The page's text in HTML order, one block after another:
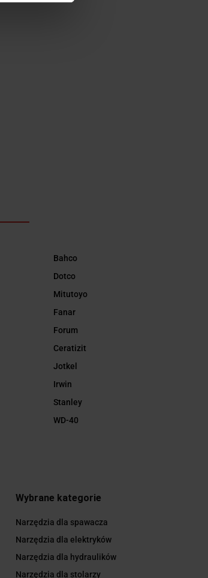
Bahco
Dotco
Mitutoyo
Fanar
Forum
Ceratizit
Jotkel
Irwin
Stanley
WD-40
Wybrane kategorie
Narzędzia dla spawacza
Narzędzia dla elektryków
Narzędzia dla hydraulików
Narzędzia dla stolarzy